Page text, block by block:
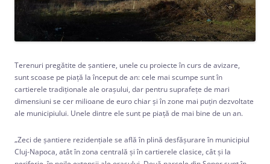
Terenuri pregătite de şantiere, unele cu proiecte în curs de avizare,
sunt scoase pe piaţă la început de an: cele mai scumpe sunt în
cartierele tradiţionale ale oraşului, dar pentru suprafeţe de mari
dimensiuni se cer milioane de euro chiar şi în zone mai puţin dezvoltate
ale municipiului. Unele dintre ele sunt pe piaţă de mai bine de un an.
„Zeci de şantiere rezidenţiale se află în plină desfăşurare în municipiul
Cluj-Napoca, atât în zona centrală şi în cartierele clasice, cât şi la